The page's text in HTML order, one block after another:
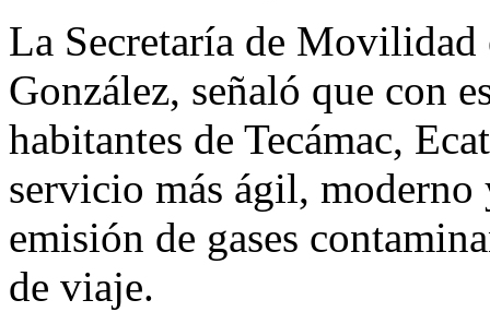
La Secretaría de Movilidad
González, señaló que con
habitantes de Tecámac,
servicio más ágil, moderno
emisión de gases
de viaje.